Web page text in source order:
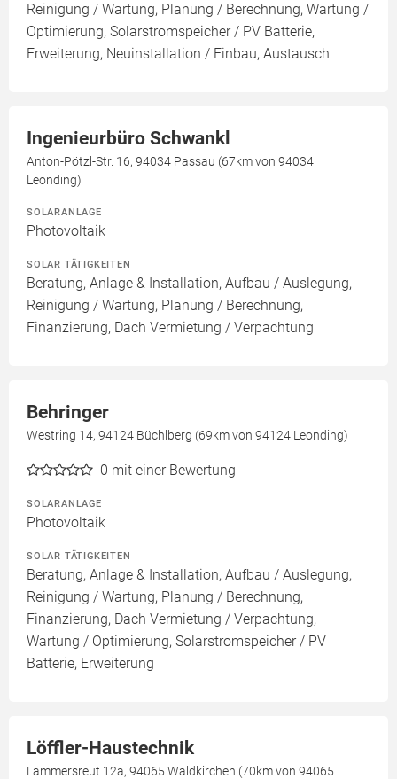
Reinigung / Wartung, Planung / Berechnung, Wartung /
Optimierung, Solarstromspeicher / PV Batterie,
Erweiterung, Neuinstallation / Einbau, Austausch
Ingenieurbüro Schwankl
Anton-Pötzl-Str. 16, 94034 Passau (67km von 94034
Leonding)
SOLARANLAGE
Photovoltaik
SOLAR TÄTIGKEITEN
Beratung, Anlage & Installation, Aufbau / Auslegung,
Reinigung / Wartung, Planung / Berechnung,
Finanzierung, Dach Vermietung / Verpachtung
Behringer
Westring 14, 94124 Büchlberg (69km von 94124 Leonding)
0 mit einer Bewertung
SOLARANLAGE
Photovoltaik
SOLAR TÄTIGKEITEN
Beratung, Anlage & Installation, Aufbau / Auslegung,
Reinigung / Wartung, Planung / Berechnung,
Finanzierung, Dach Vermietung / Verpachtung,
Wartung / Optimierung, Solarstromspeicher / PV
Batterie, Erweiterung
Löffler-Haustechnik
Lämmersreut 12a, 94065 Waldkirchen (70km von 94065